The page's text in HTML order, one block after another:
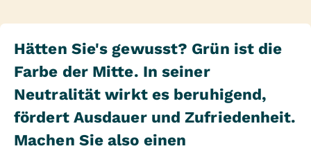
Hätten Sie's gewusst? Grün ist die
Farbe der Mitte. In seiner
Neutralität wirkt es beruhigend,
fördert Ausdauer und Zufriedenheit.
Machen Sie also einen